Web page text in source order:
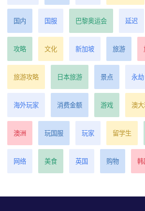
国内 国服 巴黎奥运会 延迟
攻略 文化 新加坡 旅游
旅游攻略 日本旅游 景点 永劫
海外玩家 消费金额 游戏 澳
澳洲 玩国服 玩家 留学生
网络 美食 英国 购物 韩